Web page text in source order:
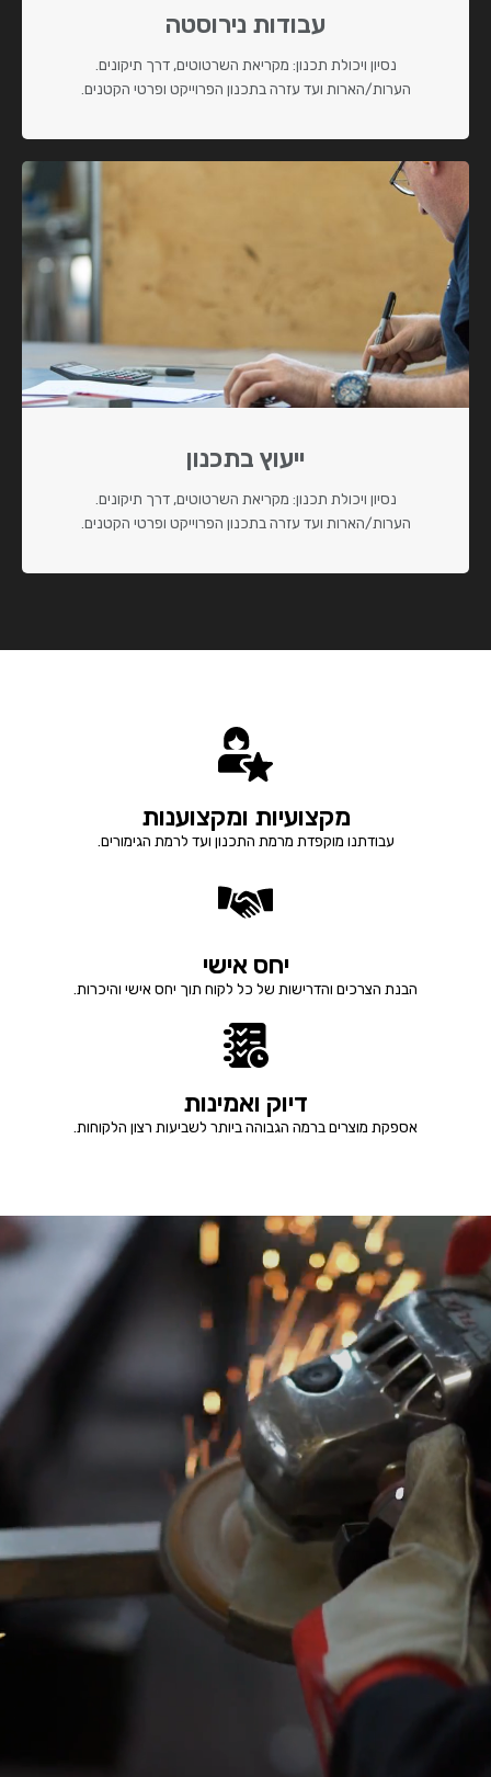
עבודות נירוסטה
נסיון ויכולת תכנון: מקריאת השרטוטים, דרך תיקונים.
הערות/הארות ועד עזרה בתכנון הפרוייקט ופרטי הקטנים.
ייעוץ בתכנון
נסיון ויכולת תכנון: מקריאת השרטוטים, דרך תיקונים.
הערות/הארות ועד עזרה בתכנון הפרוייקט ופרטי הקטנים.
מקצועיות ומקצוענות
עבודתנו מוקפדת מרמת התכנון ועד לרמת הגימורים.
יחס אישי
הבנת הצרכים והדרישות של כל לקוח תוך יחס אישי והיכרות.
דיוק ואמינות
אספקת מוצרים ברמה הגבוהה ביותר לשביעות רצון הלקוחות.